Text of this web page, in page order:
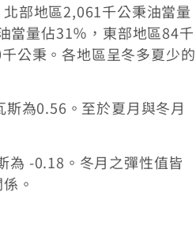
部地區2,061千公秉油當量
當量佔31％，東部地區84千
公秉。各地區呈冬多夏少的
為0.56。至於夏月與冬月
為 -0.18。冬月之彈性值皆
。